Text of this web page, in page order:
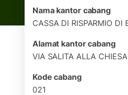
Nama kantor cabang
CASSA DI RISPARMIO DI
Alamat kantor cabang
VIA SALITA ALLA
Kode cabang
021